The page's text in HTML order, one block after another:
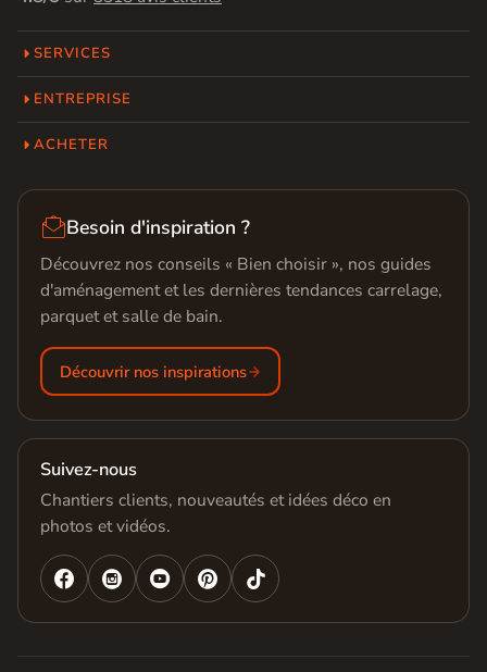
SERVICES
ENTREPRISE
ACHETER
Besoin d'inspiration ?
Découvrez nos conseils « Bien choisir », nos guides
d'aménagement et les dernières tendances carrelage,
parquet et salle de bain.
Découvrir nos inspirations
Suivez-nous
Chantiers clients, nouveautés et idées déco en
photos et vidéos.
   